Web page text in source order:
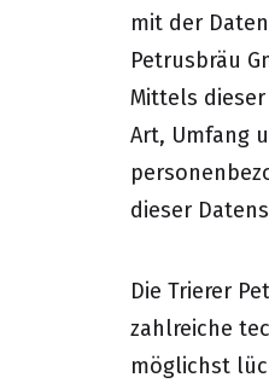
mit der
Petrusbräu
Mittels
Art, Umfang
dieser
Die Trierer
zahlreiche
möglichst